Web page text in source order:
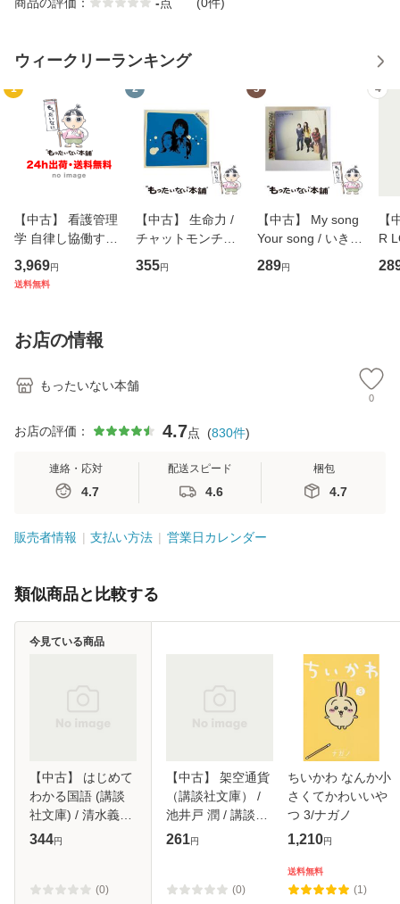
ウィークリーランキング
1
【中古】 看護管理
学 自律し協働する
専門職の看護マネ
ジメントスキル 改
恵 藤本幸三 / 南江
堂 [単行
3,969円
送料無料
2
【中古】 生命力 /
チャットモンチー /
キューンレコード
[CD]【メール便送
355円
3
【中古】 My song
Your song / いきも
のがかり / [CD]
【メール便送料無
289円
4
【
R
産
お店の情報
もったいない本舗
0
お店の評価： 4.7点 (830件)
連絡・応対
4.7
配送スピード
4.6
梱包
4.7
販売者情報 支払い方法 営業日カレンダー
類似商品と比較する
【中古】 はじめて
わかる国語 (講談
社文庫) / 清水義範
/ 講談社 [文庫]【メ
344円
(0)
今見ている商品
【中古】 架空通貨
（講談社文庫） /
池井戸 潤 / 講談社
[文庫]【メール便送
261円
(0)
ちいかわ なんか小
さくてかわいいや
つ 3/ナガノ
1,210円
送料無料
(1)